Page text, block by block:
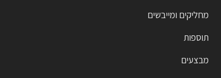
מחליקים ומייבשים
תוספות
מבצעים